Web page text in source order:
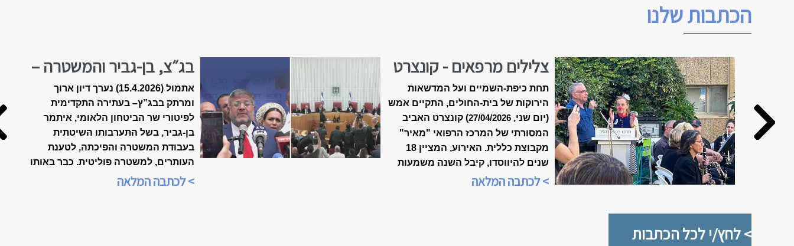
הכתבות שלנו
צלילים מרפאים - קונצרט
האביב ה-18 של ״מאיר״
תחת כיפת-השמיים ועל המדשאות
הירוקות של בית-החולים, התקיים אמש
(יום שני, 27/04/2026) קונצרט האביב
המסורתי של המרכז הרפואי "מאיר"
מקבוצת כללית. האירוע, המציין 18
שנים להיווסדו, קיבל השנה משמעות
מיוחדת, כשנכלל לראשונה במסגרת
> לכתבה המלאה
בג״צ, בן-גביר והמשטרה –
הולכים לפשרה?אתמול (15.4.2026) נערך דיון ארוך
ומרתק בבג”ץ– בעתירה התקדימית
לפיטורי שר הביטחון הלאומי, איתמר
בן-גביר, בשל התערבותו השיטתית
בעבודת המשטרה והפיכתה, לטענת
העותרים, למשטרה פוליטית. כבר באותו
> לכתבה המלאה
> לחץ/י לכל הכתבות